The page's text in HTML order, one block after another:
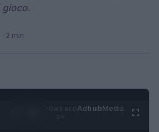
gioco.
· 2 min
AdhubMedia